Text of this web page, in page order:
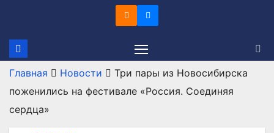
содержимому
Главная Новости
Три пары из Новосибирска
поженились на фестивале «Россия. Соединяя
сердца»